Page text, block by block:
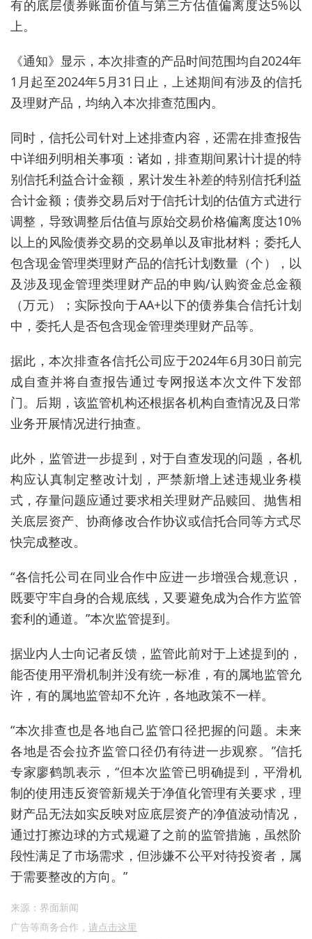
有的底层债券账面价值与第三方估值偏离度达5%以
上。
《通知》显示，本次排查的产品时间范围均自2024年
1月起至2024年5月31日止，上述期间有涉及的信托
及理财产品，均纳入本次排查范围内。
同时，信托公司针对上述排查内容，还需在排查报告
中详细列明相关事项：诸如，排查期间累计计提的特
别信托利益合计金额，累计发生补差的特别信托利益
合计金额；债券交易后对于信托计划的估值方式进行
调整，导致调整后估值与原始交易价格偏离度达10%
以上的风险债券交易的交易单以及审批材料；委托人
包含现金管理类理财产品的信托计划数量（个），以
及涉及现金管理类理财产品的申购/认购资金总金额
（万元）；实际投向于AA+以下的债券集合信托计划
中，委托人是否包含现金管理类理财产品等。
据此，本次排查各信托公司应于2024年6月30日前完
成自查并将自查报告通过专网报送本次文件下发部
门。后期，该监管机构还根据各机构自查情况及日常
业务开展情况进行抽查。
此外，监管进一步提到，对于自查发现的问题，各机
构应认真制定整改计划，严禁新增上述违规业务模
式，存量问题应通过要求相关理财产品赎回、抛售相
关底层资产、协商修改合作协议或信托合同等方式尽
快完成整改。
“各信托公司在同业合作中应进一步增强合规意识，
既要守牢自身的合规底线，又要避免成为合作方监管
套利的通道。”本次监管提到。
据业内人士向记者反馈，监管此前对于上述提到的，
能否使用平滑机制并没有统一标准，有的属地监管允
许，有的属地监管却不允许，各地政策不一样。
“本次排查也是各地自己监管口径把握的问题。未来
各地是否会拉齐监管口径仍有待进一步观察。”信托
专家廖鹤凯表示，“但本次监管已明确提到，平滑机
制的使用违反资管新规关于净值化管理有关要求，理
财产品无法如实反映对应底层资产的净值波动情况，
通过打擦边球的方式规避了之前的监管措施，虽然阶
段性满足了市场需求，但涉嫌不公平对待投资者，属
于需要整改的方向。”
来源：界面新闻
广告等商务合作， 请点击这里